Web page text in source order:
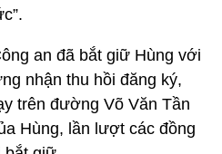
an đã bắt giữ Hùng với
nhận thu hồi đăng ký,
trên đường Võ Văn Tần
Hùng, lần lượt các đồng